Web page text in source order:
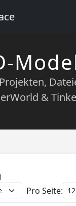
&
Pro Seite: